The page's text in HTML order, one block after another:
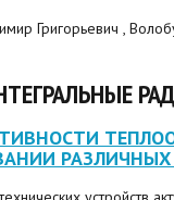
Григорьевич ,